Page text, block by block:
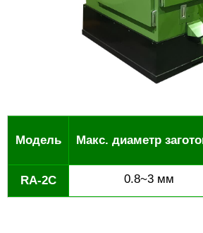
Модель Макс. диаметр
RA-2C 0.8~3 мм